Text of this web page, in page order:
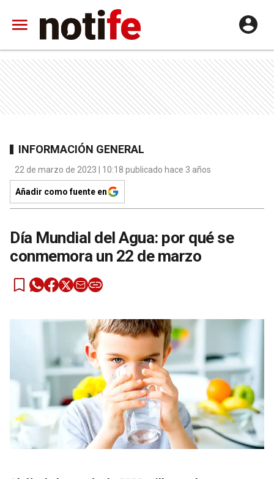
INFORMACIÓN GENERAL
22 de marzo de 2023 | 10:18 publicado hace 3 años
Añadir como fuente en
Día Mundial del Agua: por qué se
conmemora un 22 de marzo